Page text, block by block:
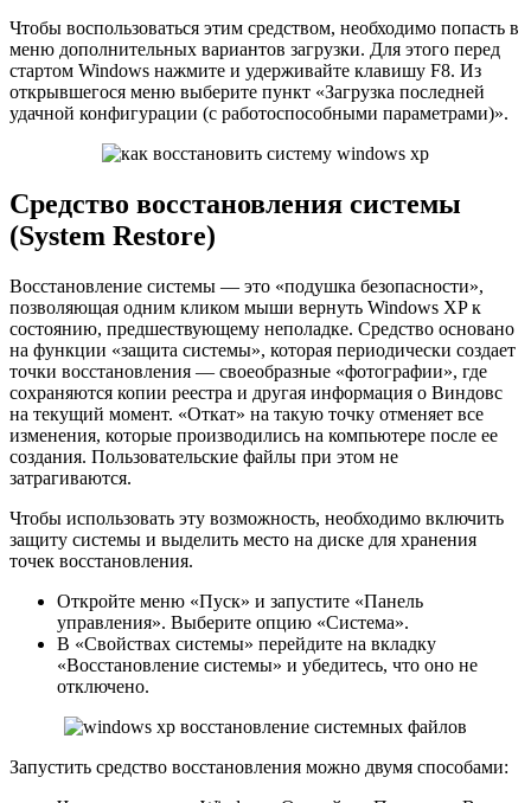
Чтобы воспользоваться этим средством, необходимо попасть в
меню дополнительных вариантов загрузки. Для этого перед
стартом Windows нажмите и удерживайте клавишу F8. Из
открывшегося меню выберите пункт «Загрузка последней
удачной конфигурации (с работоспособными параметрами)».
Средство восстановления системы
(System Restore)
Восстановление системы — это «подушка безопасности»,
позволяющая одним кликом мыши вернуть Windows XP к
состоянию, предшествующему неполадке. Средство основано
на функции «защита системы», которая периодически создает
точки восстановления — своеобразные «фотографии», где
сохраняются копии реестра и другая информация о Виндовс
на текущий момент. «Откат» на такую точку отменяет все
изменения, которые производились на компьютере после ее
создания. Пользовательские файлы при этом не
затрагиваются.
Чтобы использовать эту возможность, необходимо включить
защиту системы и выделить место на диске для хранения
точек восстановления.
Откройте меню «Пуск» и запустите «Панель
управления». Выберите опцию «Система».
В «Свойствах системы» перейдите на вкладку
«Восстановление системы» и убедитесь, что оно не
отключено.
Запустить средство восстановления можно двумя способами: